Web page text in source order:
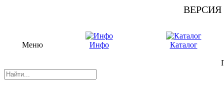
Меню Инфо Каталог